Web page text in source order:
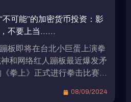
可能”的加密货币投资：影
，不要上当……
板即将在台北小巨蛋上演拳
和网络红人蹦板最近爆发矛
拳上》正式进行拳击比赛，
高达8位数。 统神表示愿接
08/09/2024